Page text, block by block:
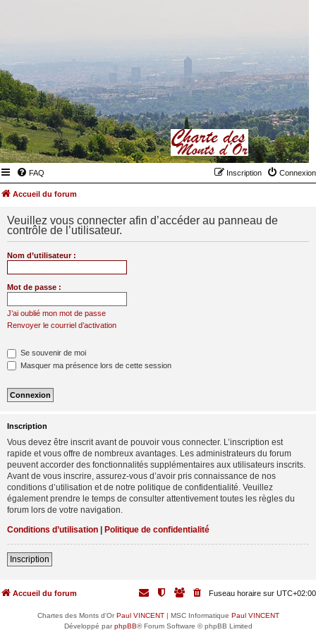
FAQ Connexion
Inscription
Accueil du forum
Veuillez vous connecter afin d’accéder au panneau de
contrôle de l’utilisateur.
Nom d’utilisateur :
Mot de passe :
J’ai oublié mon mot de passe
Renvoyer le courriel d’activation
Se souvenir de moi
Masquer ma présence lors de cette session
Inscription
Vous devez être inscrit avant de pouvoir vous connecter. L’inscription est
rapide et vous offre de nombreux avantages. Les administrateurs du forum
peuvent accorder des fonctionnalités supplémentaires aux utilisateurs inscrits.
Avant de vous inscrire, assurez-vous d’avoir pris connaissance de nos
conditions d’utilisation et de notre politique de confidentialité. Veuillez
également prendre le temps de consulter attentivement toutes les règles du
forum lors de votre navigation.
Conditions d’utilisation | Politique de confidentialité
Inscription
Accueil du forum Fuseau horaire sur UTC+02:00
Chartes des Monts d'OrPaul VINCENT| MSC Informatique Paul VINCENT
Développé parphpBB® Forum Software © phpBB Limited